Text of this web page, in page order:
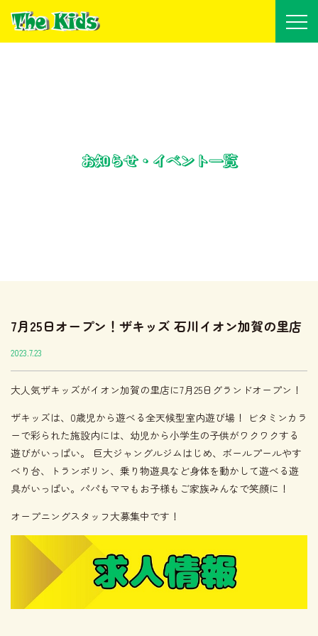
お知らせ・イベント一覧
7月25日オープン！ザキッズ 石川イオン加賀の里店
2023.7.23
大人気ザキッズがイオン加賀の里店に7月25日グランドオープン！
ザキッズは、0歳児から遊べる全天候型室内遊び場！ ビタミンカラ
ーで彩られた施設内には、幼児から小学生の子供がワクワクする
遊びがいっぱい。 巨大ジャングルジムはじめ、ボールプールやす
べり台、トランポリン、乗り物遊具など身体を動かして遊べる遊
具がいっぱい。パパもママもお子様もご家族みんなで笑顔に！
オープニングスタッフ大募集中です！